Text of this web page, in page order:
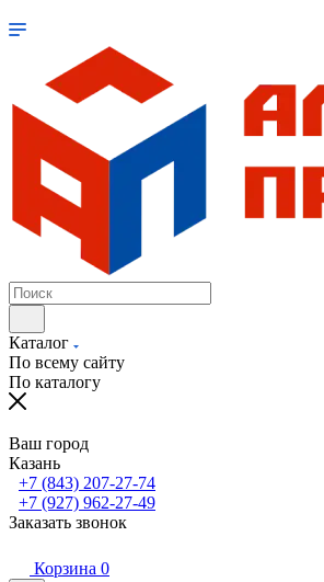
Каталог
По всему сайту
По каталогу
Ваш город
Казань
+7 (843) 207-27-74
+7 (927) 962-27-49
Заказать звонок
Корзина 0